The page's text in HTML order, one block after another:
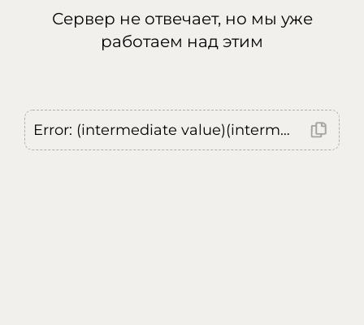
Сервер не отвечает, но мы уже
работаем над этим
Error: (intermediate value)(intermediate value)(intermediate value).replaceAll is not a function